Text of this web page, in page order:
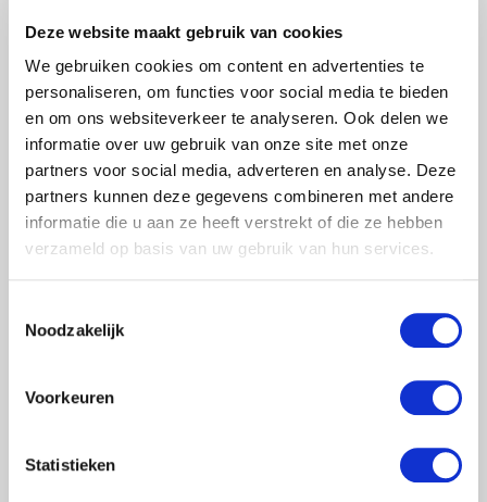
Deze website maakt gebruik van cookies
We gebruiken cookies om content en advertenties te
personaliseren, om functies voor social media te bieden
en om ons websiteverkeer te analyseren. Ook delen we
informatie over uw gebruik van onze site met onze
partners voor social media, adverteren en analyse. Deze
partners kunnen deze gegevens combineren met andere
informatie die u aan ze heeft verstrekt of die ze hebben
verzameld op basis van uw gebruik van hun services.
Noodzakelijk
Voorkeuren
Statistieken